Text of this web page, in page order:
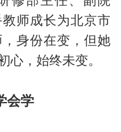
师成长为北京市
身份在变，但她
心，始终未变。
会学